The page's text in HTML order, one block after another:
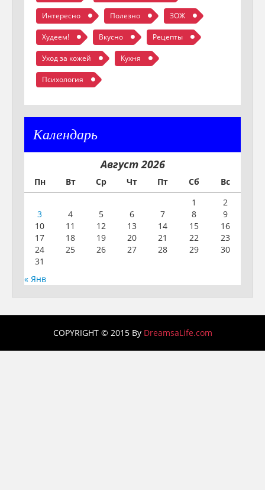
Интересно Полезно ЗОЖ
Худеем! Вкусно Рецепты
Уход за кожей Кухня
Психология
Календарь
Август 2026
Пн Вт Ср Чт Пт Сб
Вс
1
2
3
4 5 6 7 8
9
10
11 12 13 14 15
16
17
18 19 20 21 22
23
24
25 26 27 28 29
30
31
« Янв
COPYRIGHT © 2015 By DreamsaLife.com